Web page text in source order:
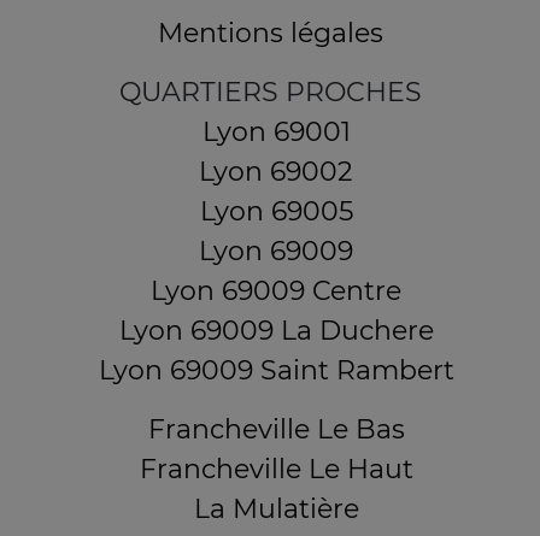
Mentions légales
QUARTIERS PROCHES
Lyon 69001
Lyon 69002
Lyon 69005
Lyon 69009
Lyon 69009 Centre
Lyon 69009 La Duchere
Lyon 69009 Saint Rambert
Francheville Le Bas
Francheville Le Haut
La Mulatière